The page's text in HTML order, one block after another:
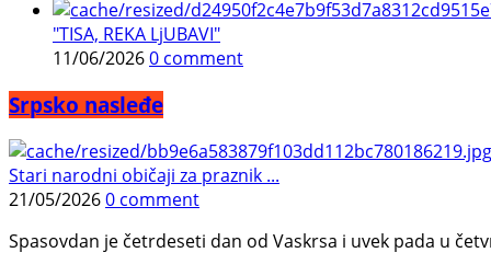
"TISA, REKA LjUBAVI"
11/06/20260 comment
Srpsko nasleđe
Stari narodni običaji za praznik ...
21/05/20260 comment
Spasovdan je četrdeseti dan od Vaskrsa i uvek pada u